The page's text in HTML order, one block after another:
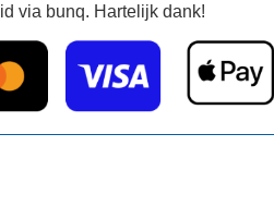
via bunq. Hartelijk dank!